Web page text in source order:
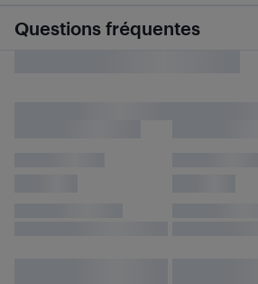
Questions fréquentes